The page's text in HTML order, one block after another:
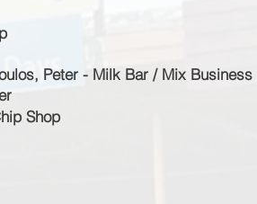
Peter - Milk Bar / Mix Business
Shop